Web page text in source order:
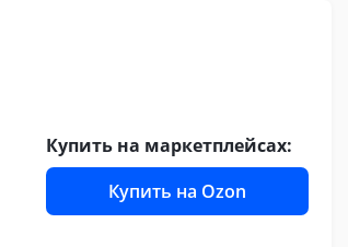
Купить на маркетплейсах:
Купить на Ozon